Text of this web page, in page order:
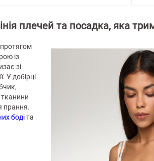
плечей та посадка, яка
протягом
із
зі
У добірці
тканини
прання.
бодіта